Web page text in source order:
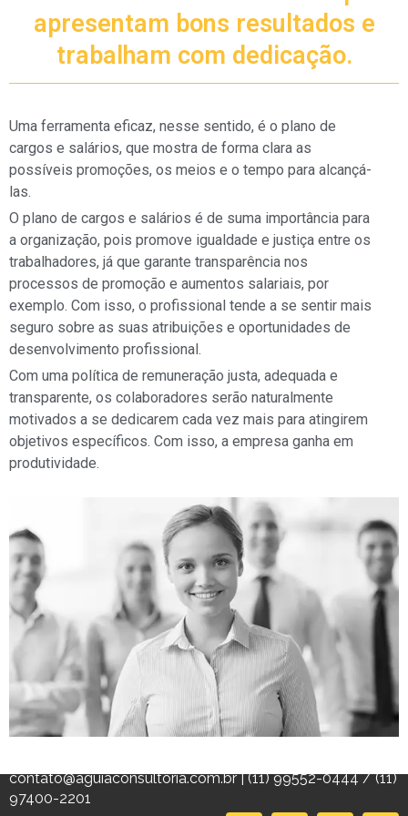
apresentam bons resultados e
trabalham com dedicação.
Uma ferramenta eficaz, nesse sentido, é o plano de
cargos e salários, que mostra de forma clara as
possíveis promoções, os meios e o tempo para alcançá-
las.
O plano de cargos e salários é de suma importância para
a organização, pois promove igualdade e justiça entre os
trabalhadores, já que garante transparência nos
processos de promoção e aumentos salariais, por
exemplo. Com isso, o profissional tende a se sentir mais
seguro sobre as suas atribuições e oportunidades de
desenvolvimento profissional.
Com uma política de remuneração justa, adequada e
transparente, os colaboradores serão naturalmente
motivados a se dedicarem cada vez mais para atingirem
objetivos específicos. Com isso, a empresa ganha em
produtividade.
contato@aguiaconsultoria.com.br | (11) 99552-0444 / (11)
97400-2201